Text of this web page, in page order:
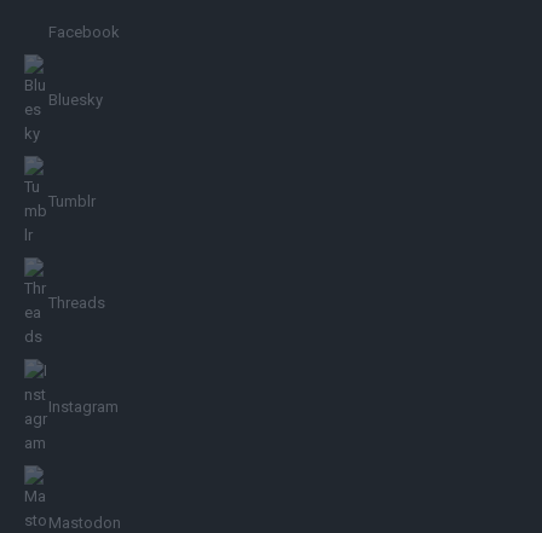
Facebook
Bluesky
Tumblr
Threads
Instagram
Mastodon